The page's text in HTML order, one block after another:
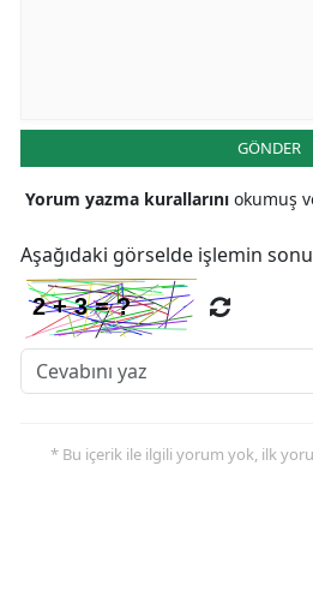
GÖNDER
Yorum yazma kurallarını okumuş
Aşağıdaki görselde işlemin
* Bu içerik ile ilgili yorum yok, ilk